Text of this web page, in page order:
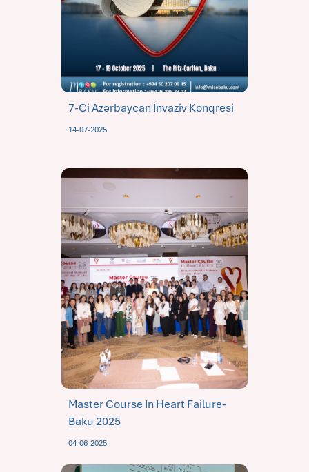
7-Ci Azərbaycan İnvaziv Konqresi
14-07-2025
Master Course In Heart Failure-
Baku 2025
04-06-2025